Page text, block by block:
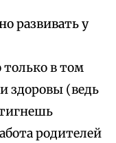
развивать у
в том
здоровы (ведь
родителей